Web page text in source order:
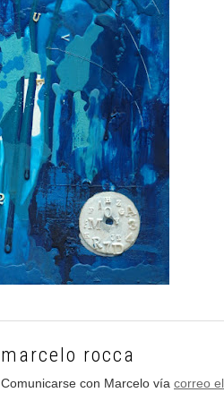
marcelo rocca
Comunicarse con Marcelo vía correo